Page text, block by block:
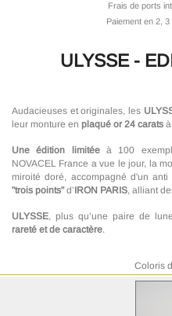
Frais de ports
Paiement en 2,
ULYSSE -
Audacieuses et originales, les
leur monture en plaqué or 24 carats
Une édition limitéeà 100
NOVACEL France a vue le jour, la
miroité doré, accompagné d'un
"trois points"d’IRON PARIS, alliant
ULYSSE, plus qu’une paire de
rareté et de caractère.
Coloris